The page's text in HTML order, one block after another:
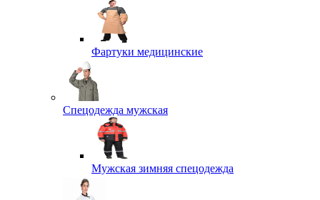
Фартуки медицинские
Спецодежда мужская
Мужская зимняя спецодежда